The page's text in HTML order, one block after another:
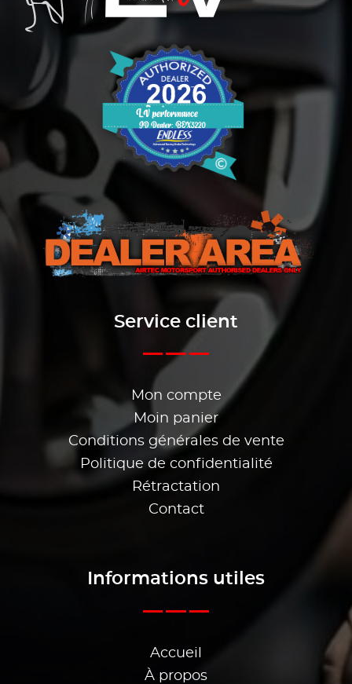
Service client
Mon compte
Moin panier
Conditions générales de vente
Politique de confidentialité
Rétractation
Contact
Informations utiles
Accueil
À propos